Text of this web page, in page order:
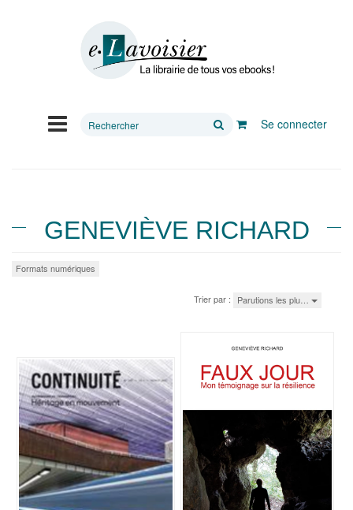
Rechercher
Se connecter
GENEVIÈVE RICHARD
Formats numériques
Trier par : Parutions les plu…